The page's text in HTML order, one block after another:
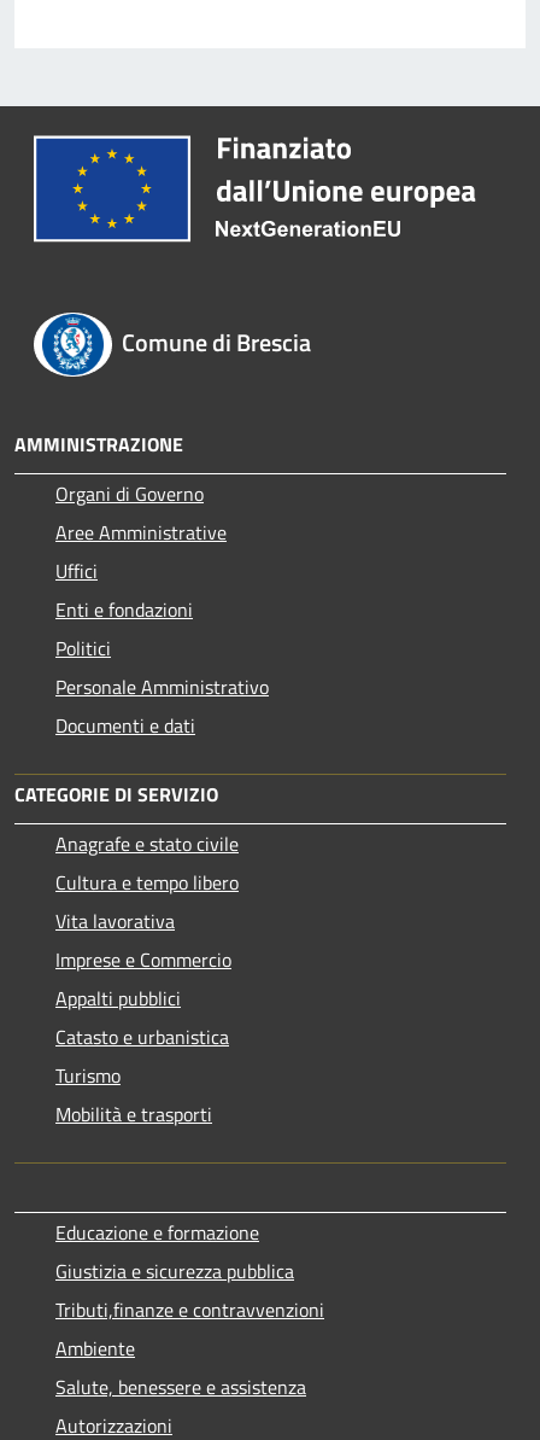
Comune di Brescia
AMMINISTRAZIONE
Organi di Governo
Aree Amministrative
Uffici
Enti e fondazioni
Politici
Personale Amministrativo
Documenti e dati
CATEGORIE DI SERVIZIO
Anagrafe e stato civile
Cultura e tempo libero
Vita lavorativa
Imprese e Commercio
Appalti pubblici
Catasto e urbanistica
Turismo
Mobilità e trasporti
Educazione e formazione
Giustizia e sicurezza pubblica
Tributi,finanze e contravvenzioni
Ambiente
Salute, benessere e assistenza
Autorizzazioni